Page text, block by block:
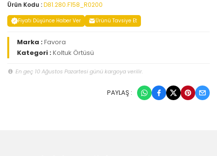
Ürün Kodu :D81.280.F158_R0200
Fiyatı Düşünce Haber Ver Ürünü Tavsiye Et
Marka :Favora
Kategori :Koltuk Örtüsü
En geç 10 Ağustos Pazartesi günü kargoya verilir.
PAYLAŞ :